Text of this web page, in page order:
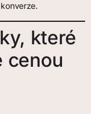
které
cenou